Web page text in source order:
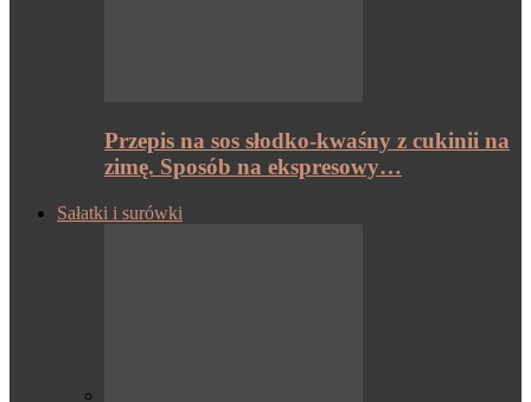
Przepis na sos słodko-kwaśny z cukinii na
zimę. Sposób na ekspresowy…
Sałatki i surówki